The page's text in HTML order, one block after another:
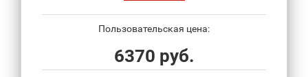
Пользовательская цена:
6370 руб.